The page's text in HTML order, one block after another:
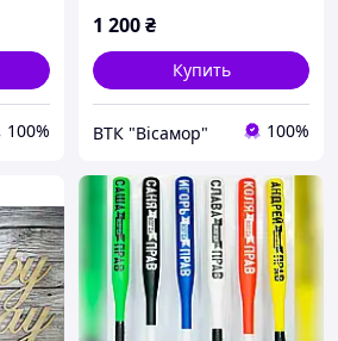
100%
1 200₴
Купить
ВТК "Вісамор" 100%